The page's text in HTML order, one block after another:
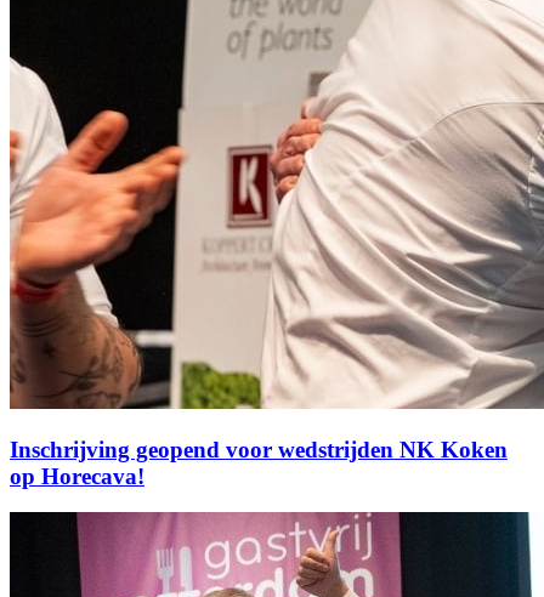
Inschrijving geopend voor wedstrijden NK Koken
op Horecava!